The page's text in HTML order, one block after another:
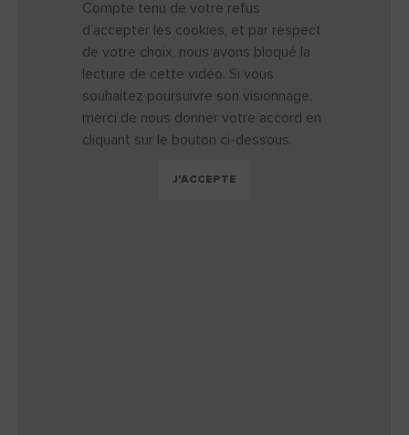
Compte tenu de votre refus
d’accepter les cookies, et par respect
de votre choix, nous avons bloqué la
lecture de cette vidéo. Si vous
souhaitez poursuivre son visionnage,
merci de nous donner votre accord en
cliquant sur le bouton ci-dessous.
J'ACCEPTE